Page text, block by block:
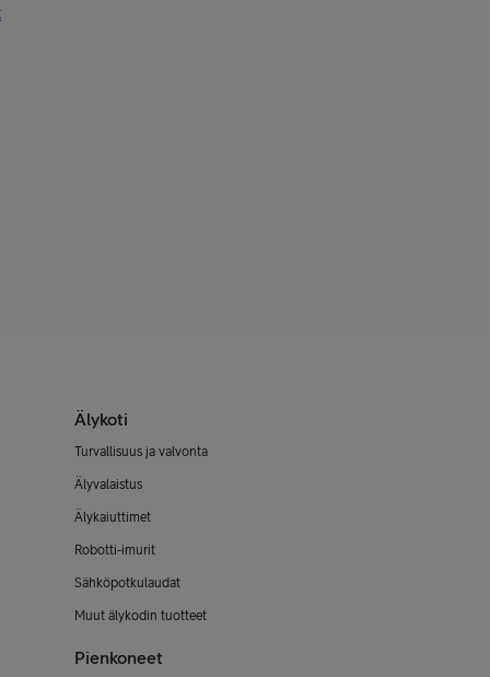
Älykoti
Turvallisuus ja valvonta
Älyvalaistus
Älykaiuttimet
Robotti-imurit
Sähköpotkulaudat
Muut älykodin tuotteet
Pienkoneet